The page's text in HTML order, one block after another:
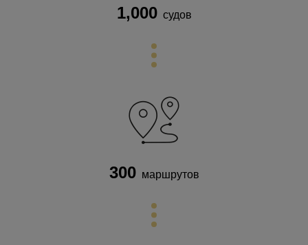
1,000судов
300маршрутов